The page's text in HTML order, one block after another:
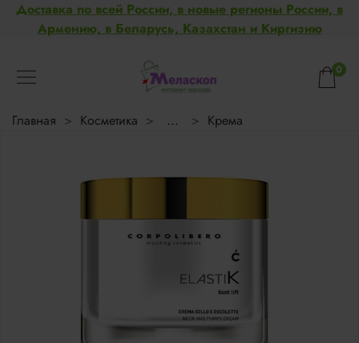
Доставка по всей России, в новые регионы России, в
Армению, в Беларусь, Казахстан и Киргизию
0
Главная Косметика ... Крема